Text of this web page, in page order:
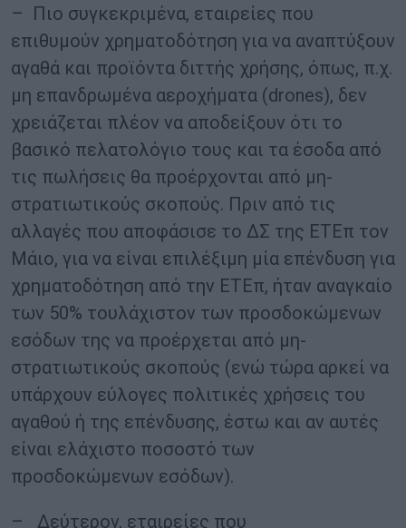
– Πιο συγκεκριμένα, εταιρείες που
επιθυμούν χρηματοδότηση για να αναπτύξουν
αγαθά και προϊόντα διττής χρήσης, όπως, π.χ.
μη επανδρωμένα αεροχήματα (drones), δεν
χρειάζεται πλέον να αποδείξουν ότι το
βασικό πελατολόγιο τους και τα έσοδα από
τις πωλήσεις θα προέρχονται από μη-
στρατιωτικούς σκοπούς. Πριν από τις
αλλαγές που αποφάσισε το ΔΣ της ΕΤΕπ τον
Μάιο, για να είναι επιλέξιμη μία επένδυση για
χρηματοδότηση από την ΕΤΕπ, ήταν αναγκαίο
των 50% τουλάχιστον των προσδοκώμενων
εσόδων της να προέρχεται από μη-
στρατιωτικούς σκοπούς (ενώ τώρα αρκεί να
υπάρχουν εύλογες πολιτικές χρήσεις του
αγαθού ή της επένδυσης, έστω και αν αυτές
είναι ελάχιστο ποσοστό των
προσδοκώμενων εσόδων).
– Δεύτερον, εταιρείες που